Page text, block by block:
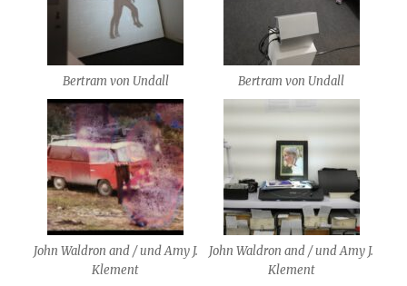
Bertram von Undall Bertram von Undall
John Waldron and / und Amy J.
Klement
John Waldron and / und Amy J.
Klement